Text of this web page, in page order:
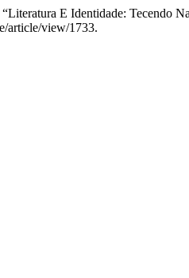
E Identidade: Tecendo
article/view/1733.